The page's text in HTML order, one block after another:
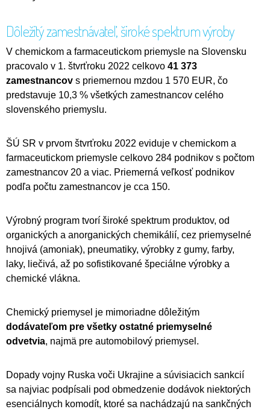
Dôležitý zamestnávateľ, široké spektrum výroby
V chemickom a farmaceutickom priemysle na Slovensku
pracovalo v 1. štvrťroku 2022 celkovo 41 373
zamestnancov s priemernou mzdou 1 570 EUR, čo
predstavuje 10,3 % všetkých zamestnancov celého
slovenského priemyslu.
ŠÚ SR v prvom štvrťroku 2022 eviduje v chemickom a
farmaceutickom priemysle celkovo 284 podnikov s počtom
zamestnancov 20 a viac. Priemerná veľkosť podnikov
podľa počtu zamestnancov je cca 150.
Výrobný program tvorí široké spektrum produktov, od
organických a anorganických chemikálií, cez priemyselné
hnojivá (amoniak), pneumatiky, výrobky z gumy, farby,
laky, liečivá, až po sofistikované špeciálne výrobky a
chemické vlákna.
Chemický priemysel je mimoriadne dôležitým
dodávateľom pre všetky ostatné priemyselné
odvetvia, najmä pre automobilový priemysel.
Dopady vojny Ruska voči Ukrajine a súvisiacich sankcií
sa najviac podpísali pod obmedzenie dodávok niektorých
esenciálnych komodít, ktoré sa nachádzajú na sankčných